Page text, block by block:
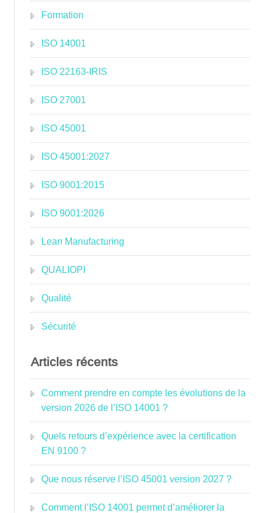
Formation
ISO 14001
ISO 22163-IRIS
ISO 27001
ISO 45001
ISO 45001:2027
ISO 9001:2015
ISO 9001:2026
Lean Manufacturing
QUALIOPI
Qualité
Sécurité
Articles récents
Comment prendre en compte les évolutions de la
version 2026 de l’ISO 14001 ?
Quels retours d’expérience avec la certification
EN 9100 ?
Que nous réserve l’ISO 45001 version 2027 ?
Comment l’ISO 14001 permet d’améliorer la